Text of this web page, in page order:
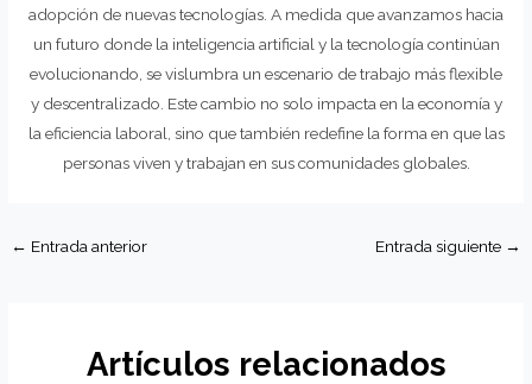
adopción de nuevas tecnologías. A medida que avanzamos hacia
un futuro donde la inteligencia artificial y la tecnología continúan
evolucionando, se vislumbra un escenario de trabajo más flexible
y descentralizado. Este cambio no solo impacta en la economía y
la eficiencia laboral, sino que también redefine la forma en que las
personas viven y trabajan en sus comunidades globales.
Navegación
← Entrada anterior Entrada siguiente →
Artículos relacionados